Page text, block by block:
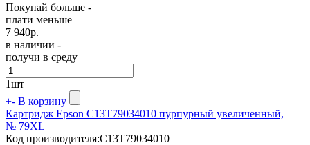
Покупай больше -
плати меньше
7 940р.
в наличии -
получи в среду
1шт
+- В корзину
Картридж Epson C13T79034010 пурпурный увеличенный,
№ 79XL
Код производителя:C13T79034010